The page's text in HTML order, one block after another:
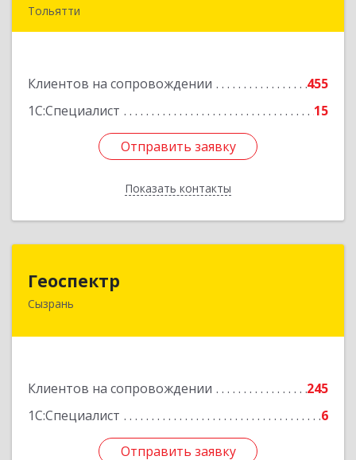
Тольятти
Клиентов на сопровождении
455
1С:Специалист
15
Отправить заявку
Показать контакты
Подробнее
Отправить заявку
Назад
Геоспектр
Сызрань
Клиентов на сопровождении
245
1С:Специалист
6
Отправить заявку
446001, Самарская обл, Сызрань г, Кирова ул,
Отправить заявку